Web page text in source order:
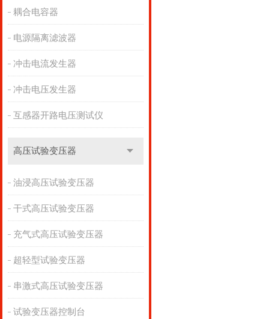
耦合电容器
电源隔离滤波器
冲击电流发生器
冲击电压发生器
互感器开路电压测试仪
高压试验变压器
油浸高压试验变压器
干式高压试验变压器
充气式高压试验变压器
超轻型试验变压器
串激式高压试验变压器
试验变压器控制台